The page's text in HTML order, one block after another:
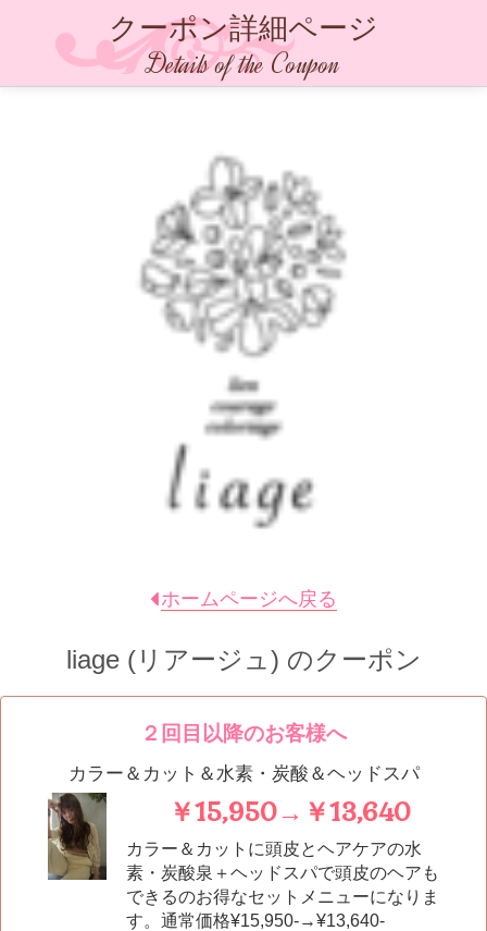
クーポン詳細ページ
Details of the Coupon
ホームページへ戻る
liage (リアージュ) のクーポン
２回目以降のお客様へ
カラー＆カット＆水素・炭酸＆ヘッドスパ
￥15,950→￥13,640
カラー＆カットに頭皮とヘアケアの水
素・炭酸泉＋ヘッドスパで頭皮のヘアも
できるのお得なセットメニューになりま
す。通常価格¥15,950-→¥13,640-